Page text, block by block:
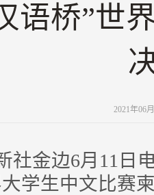
语桥”世
2021年06
金边6月11日电
学生中文比赛